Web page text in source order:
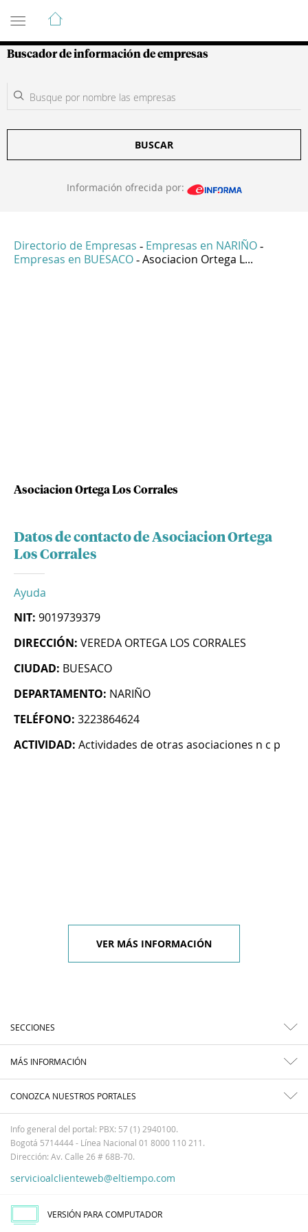
Guía de Empresas Colombianas
Buscador de información de empresas
BUSCAR
Información ofrecida por:
Directorio de Empresas - Empresas en NARIÑO -
Empresas en BUESACO - Asociacion Ortega L...
Asociacion Ortega Los Corrales
Datos de contacto de Asociacion Ortega
Los Corrales
Ayuda
NIT: 9019739379
DIRECCIÓN: VEREDA ORTEGA LOS CORRALES
CIUDAD: BUESACO
DEPARTAMENTO: NARIÑO
TELÉFONO: 3223864624
ACTIVIDAD: Actividades de otras asociaciones n c p
VER MÁS INFORMACIÓN
SECCIONES
MÁS INFORMACIÓN
CONOZCA NUESTROS PORTALES
Info general del portal: PBX: 57 (1) 2940100.
Bogotá 5714444 - Línea Nacional 01 8000 110 211.
Dirección: Av. Calle 26 # 68B-70.
servicioalclienteweb@eltiempo.com
VERSIÓN PARA COMPUTADOR